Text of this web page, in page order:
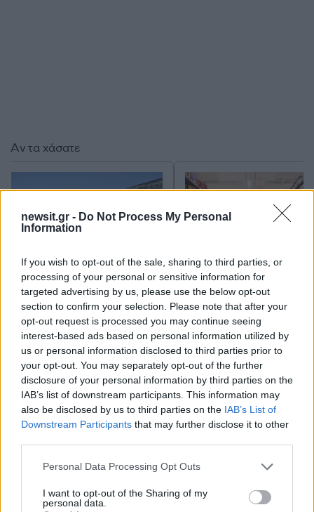
newsit.gr - Do Not Process My Personal
Information
If you wish to opt-out of the sale, sharing to third parties, or
processing of your personal or sensitive information for
targeted advertising by us, please use the below opt-out
section to confirm your selection. Please note that after your
opt-out request is processed you may continue seeing
interest-based ads based on personal information utilized by
us or personal information disclosed to third parties prior to
your opt-out. You may separately opt-out of the further
disclosure of your personal information by third parties on the
IAB’s list of downstream participants. This information may
also be disclosed by us to third parties on the IAB’s List of
Downstream Participants that may further disclose it to other
Please note that this website/app uses one or more Google
not limited to your visit or usage behaviour. You may click to
grant or deny consent to Google and its third-party tags to
Personal Data Processing Opt Outs
I want to opt-out of the Sharing of my
personal data.
Σχόλια
Σχολίασε εδώ
Αν τα χάσατε
Ίση με 6 βόμβες Χιροσίμα η
ενέργεια που
απελευθερώθηκε από τη
mega fire σε Αττική και
Βοιωτία - Πώς κάηκε μέσα
σε 2 βράδια το 55% της
έκτασης
Σούπερ μάρκετ:
μειώσεις τιμών –
προϊόντα στην
πρωτοβουλία,
τους 130 σχολικά